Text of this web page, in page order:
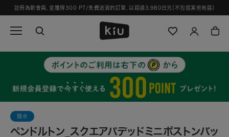
過
註冊為新會員，並獲得300 PT/免費送貨的訂單，以超過3,980日元（不包括某些地區）
撥水
ペンドルトン_スクエアパデッドミニボストンバッ